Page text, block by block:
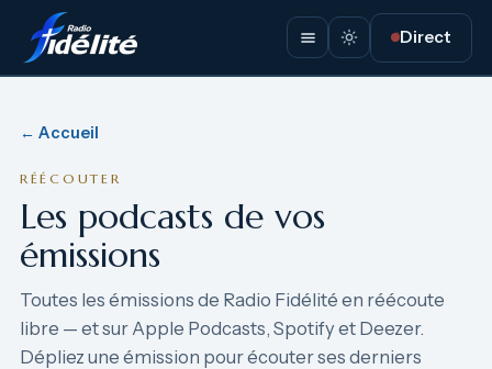
Direct
← Accueil
RÉÉCOUTER
Les podcasts de vos
émissions
Toutes les émissions de Radio Fidélité en réécoute
libre — et sur Apple Podcasts, Spotify et Deezer.
Dépliez une émission pour écouter ses derniers